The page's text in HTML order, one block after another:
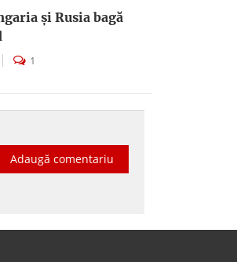
şi Rusia bagă
1
Adaugă comentariu